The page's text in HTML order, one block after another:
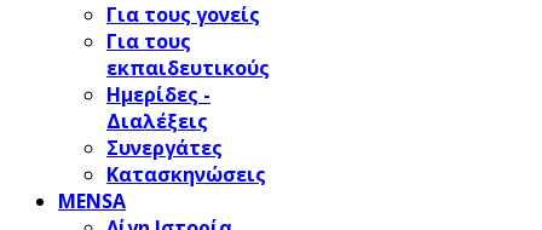
Για τους γονείς
Για τους
εκπαιδευτικούς
Ημερίδες -
Διαλέξεις
Συνεργάτες
Κατασκηνώσεις
MENSA